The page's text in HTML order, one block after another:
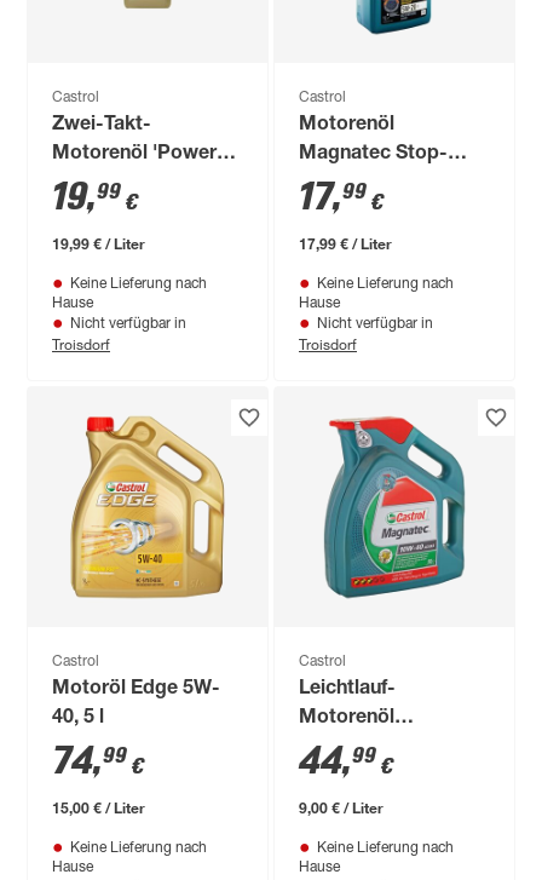
Castrol
Zwei-Takt-
Motorenöl 'Power1
Scooter 2T' 1 l
19,99 €
19,99 € / Liter
Keine Lieferung nach
Hause
Nicht verfügbar in
Troisdorf
Castrol
Motorenöl
Magnatec Stop-
Start 5W-20 E, 1 l
17,99 €
17,99 € / Liter
Keine Lieferung nach
Hause
Nicht verfügbar in
Troisdorf
Castrol
Motoröl Edge 5W-
40, 5 l
74,99 €
15,00 € / Liter
Keine Lieferung nach
Hause
Castrol
Leichtlauf-
Motorenöl
'Magnatec' 10W-40,
5 l
44,99 €
9,00 € / Liter
Keine Lieferung nach
Hause